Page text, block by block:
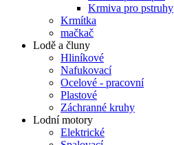
Krmiva pro pstruhy
Krmítka
mačkač
Lodě a čluny
Hliníkové
Nafukovací
Ocelové - pracovní
Plastové
Záchranné kruhy
Lodní motory
Elektrické